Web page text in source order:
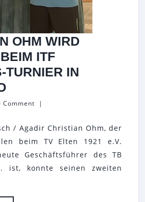
OHM WIRD
ITF
TURNIER IN
CHRISTIAN
OHM
ZWEITER
BEIM
ITF
TURNIER
Comment |
/ Agadir Christian Ohm, der
beim TV Elten 1921 e.V.
Geschäftsführer des TB
ist, konnte seinen zweiten